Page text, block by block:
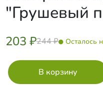
"Грушевый
203 ₽244 ₽ Осталось